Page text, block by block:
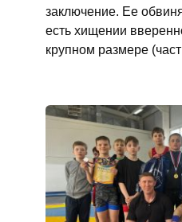
заключение. Ее
есть хищении
крупном размере